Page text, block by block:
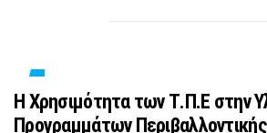
Η Χρησιμότητα των Τ.Π.Ε στην
Προγραμμάτων